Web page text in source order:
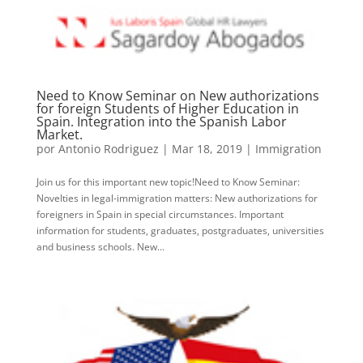
Need to Know Seminar on New authorizations
for foreign Students of Higher Education in
Spain. Integration into the Spanish Labor
Market.
por Antonio Rodriguez | Mar 18, 2019| Immigration
Join us for this important new topic!Need to Know Seminar:
Novelties in legal-immigration matters: New authorizations for
foreigners in Spain in special circumstances. Important
information for students, graduates, postgraduates, universities
and business schools. New...